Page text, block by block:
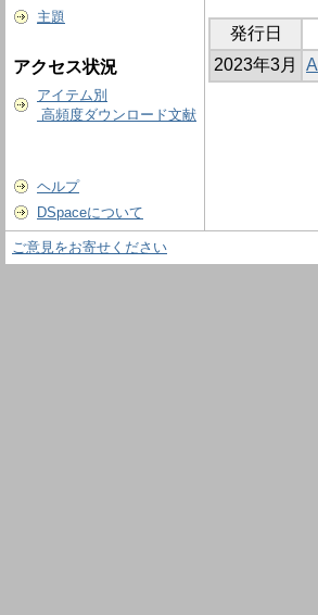
主題
アクセス状況
アイテム別
高頻度ダウンロード文献
ヘルプ
DSpaceについて
発行日
2023年3月
ご意見をお寄せください